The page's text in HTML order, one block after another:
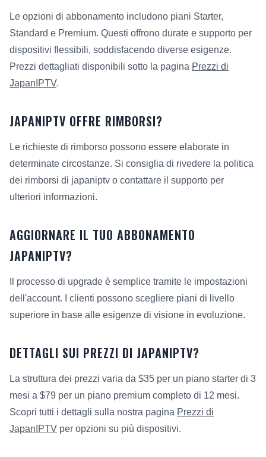
Le opzioni di abbonamento includono piani Starter,
Standard e Premium. Questi offrono durate e supporto per
dispositivi flessibili, soddisfacendo diverse esigenze.
Prezzi dettagliati disponibili sotto la pagina Prezzi di
JapanIPTV.
JAPANIPTV OFFRE RIMBORSI?
Le richieste di rimborso possono essere elaborate in
determinate circostanze. Si consiglia di rivedere la politica
dei rimborsi di japaniptv o contattare il supporto per
ulteriori informazioni.
AGGIORNARE IL TUO ABBONAMENTO
JAPANIPTV?
Il processo di upgrade è semplice tramite le impostazioni
dell'account. I clienti possono scegliere piani di livello
superiore in base alle esigenze di visione in evoluzione.
DETTAGLI SUI PREZZI DI JAPANIPTV?
La struttura dei prezzi varia da $35 per un piano starter di 3
mesi a $79 per un piano premium completo di 12 mesi.
Scopri tutti i dettagli sulla nostra pagina Prezzi di
JapanIPTV per opzioni su più dispositivi.